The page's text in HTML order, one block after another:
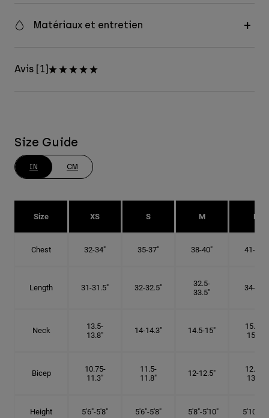
Matériaux et entretien
Avis [1]
Size Guide
IN CM
Size XS S M L
Chest 32-34" 35-37" 38-40" 41-43"
Length 31-31.5" 32-32.5"
32.5-
33.5"
34-35"
Neck
13.5-
13.8"
14-14.3" 14.5-15"
15.25-
15.5"
Bicep
10.75-
11.3"
11.5-
11.8"
12-12.5"
12.75-
13.3"
Height 5'6"-5'8" 5'6"-5'8" 5'8"-5'10" 5'10"- 6'